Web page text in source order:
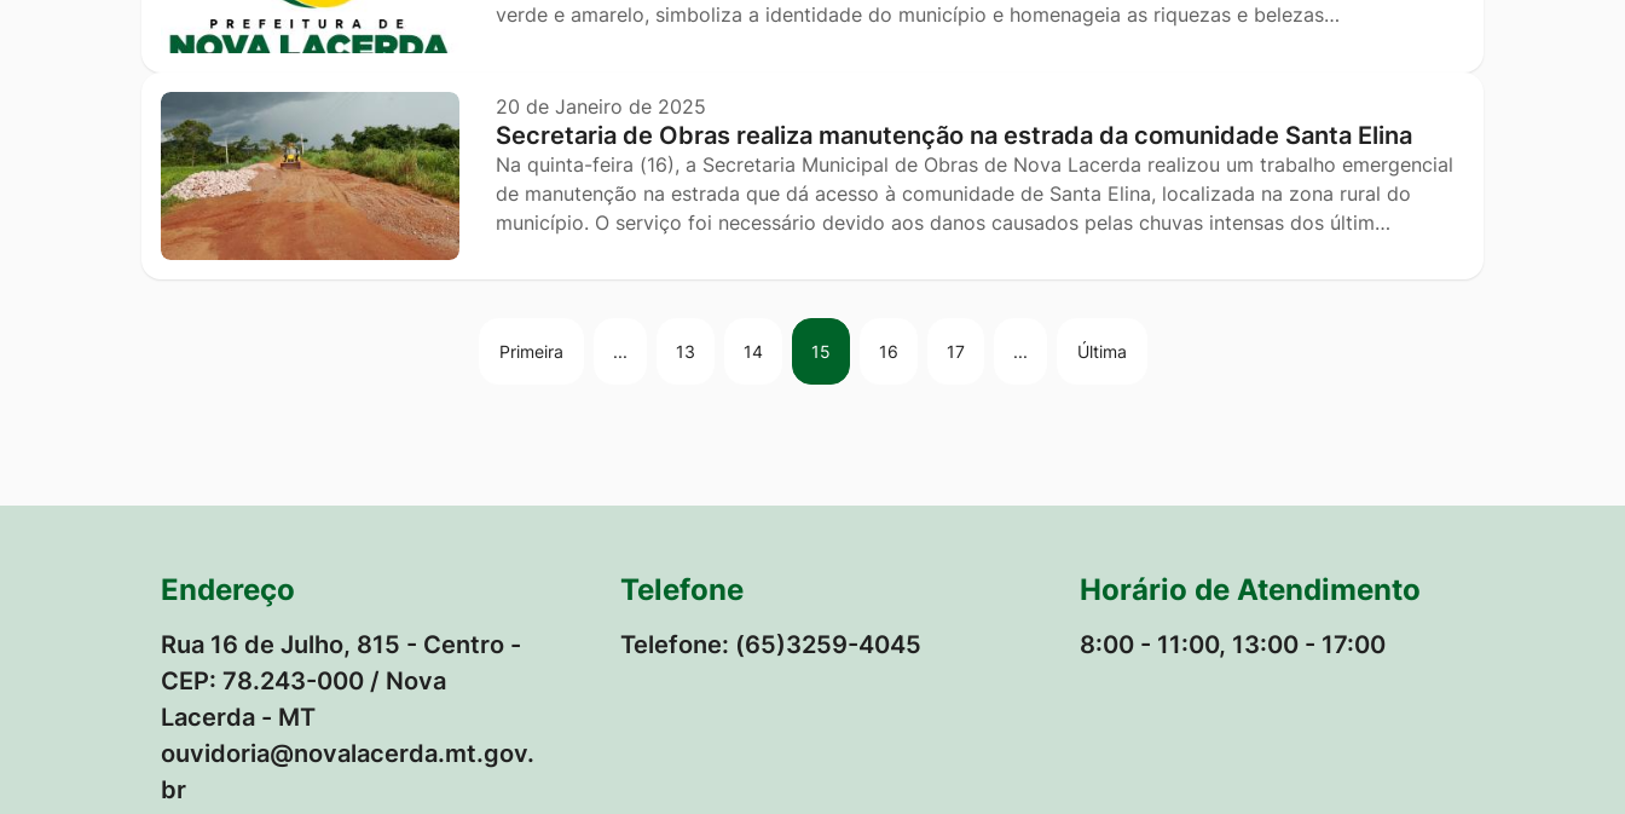
verde e amarelo, simboliza a identidade do município e homenageia as riquezas e belezas…
20 de Janeiro de 2025
Secretaria de Obras realiza manutenção na estrada da comunidade Santa Elina
Na quinta-feira (16), a Secretaria Municipal de Obras de Nova Lacerda realizou um trabalho emergencial
de manutenção na estrada que dá acesso à comunidade de Santa Elina, localizada na zona rural do
município. O serviço foi necessário devido aos danos causados pelas chuvas intensas dos últim…
Primeira ... 13 14 15 16 17 ... Última
Endereço
Rua 16 de Julho, 815 - Centro -
CEP: 78.243-000 / Nova
Lacerda - MT
ouvidoria@novalacerda.mt.gov.
br
Telefone
Telefone: (65)3259-4045
Horário de Atendimento
8:00 - 11:00, 13:00 - 17:00